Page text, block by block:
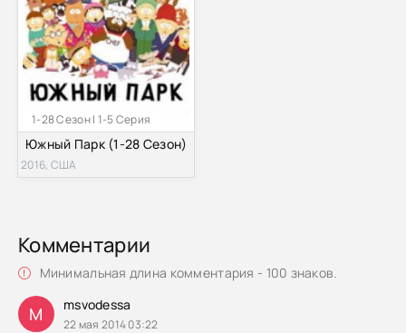
1-28 Сезон | 1-5 Серия
Южный Парк (1-28 Сезон)
2016, США
Комментарии
Минимальная длина комментария - 100 знаков.
M msvodessa
22 мая 2014 03:22